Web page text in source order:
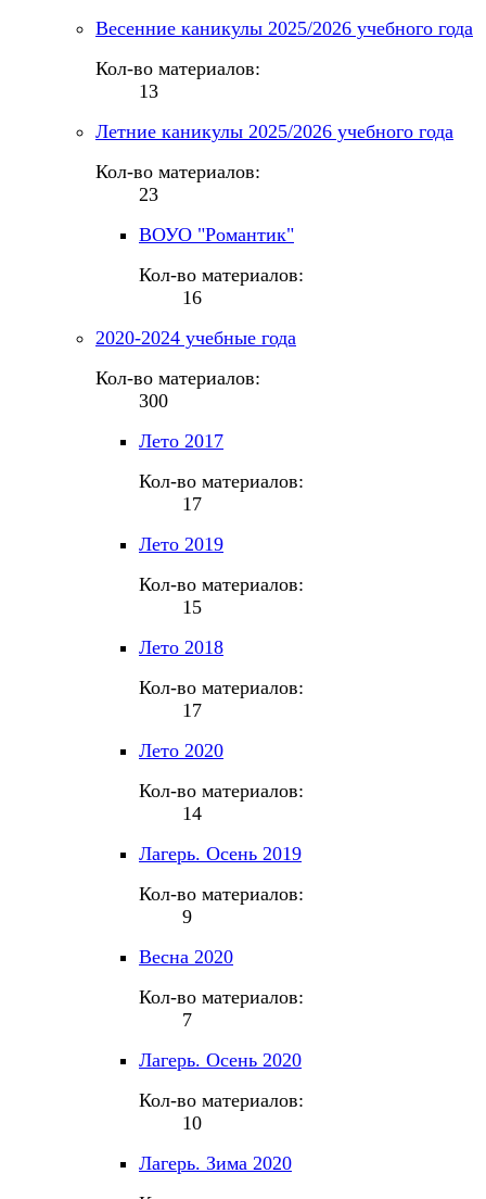
Весенние каникулы 2025/2026 учебного года
Кол-во материалов:
13
Летние каникулы 2025/2026 учебного года
Кол-во материалов:
23
ВОУО "Романтик"
Кол-во материалов:
16
2020-2024 учебные года
Кол-во материалов:
300
Лето 2017
Кол-во материалов:
17
Лето 2019
Кол-во материалов:
15
Лето 2018
Кол-во материалов:
17
Лето 2020
Кол-во материалов:
14
Лагерь. Осень 2019
Кол-во материалов:
9
Весна 2020
Кол-во материалов:
7
Лагерь. Осень 2020
Кол-во материалов:
10
Лагерь. Зима 2020